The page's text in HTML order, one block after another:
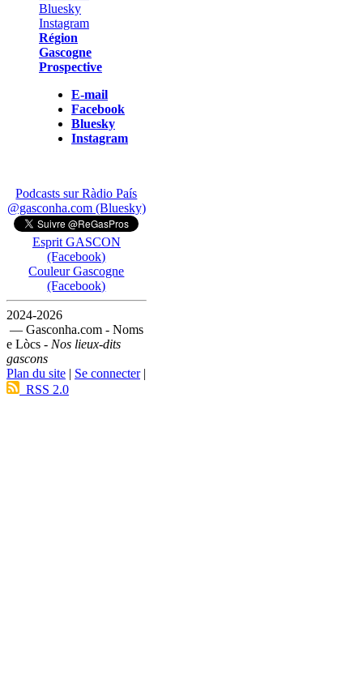
Région
Gascogne
Prospective
E-mail
Facebook
Bluesky
Instagram
Podcasts sur Ràdio País
@gasconha.com (Bluesky)
Esprit GASCON
(Facebook)
Couleur Gascogne
(Facebook)
2024-2026
— Gasconha.com - Noms
e Lòcs - Nos lieux-dits
gascons
Plan du site | Se connecter|
RSS 2.0